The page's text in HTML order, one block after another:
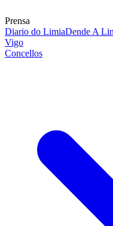
Prensa
Diario do LimiaDende A
Vigo
Concellos